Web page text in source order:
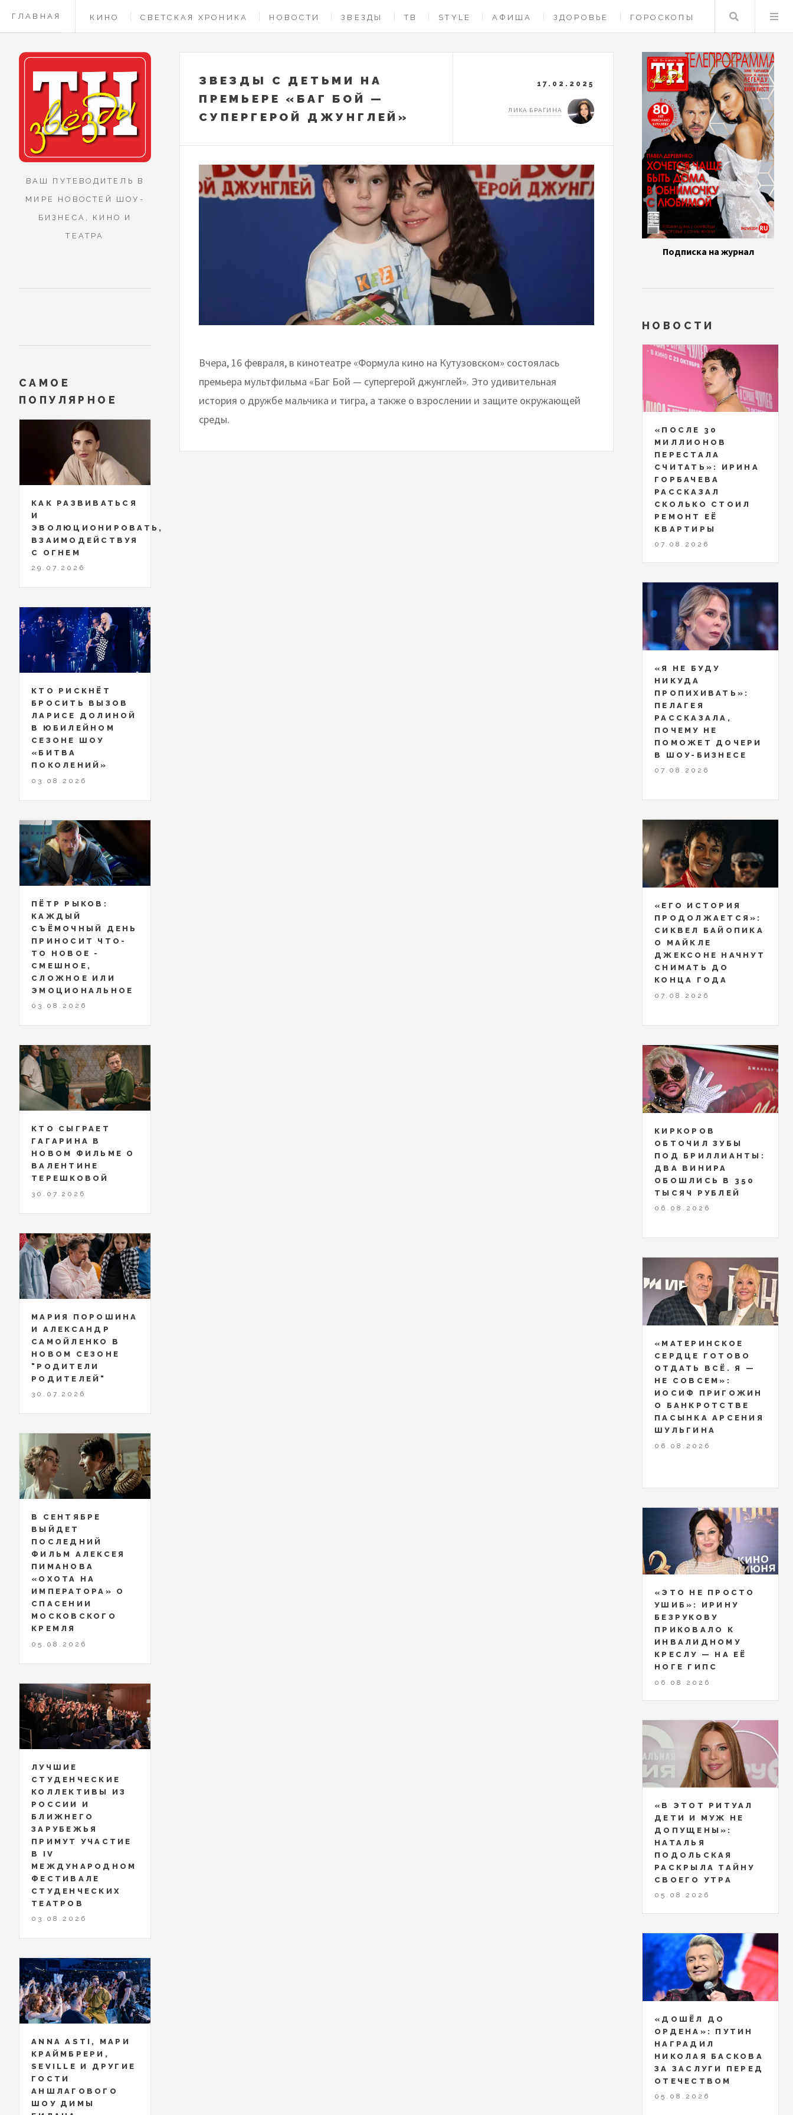
ГЛАВНАЯ КИНО СВЕТСКАЯ ХРОНИКА НОВОСТИ ЗВЕЗДЫ ТВ STYLE АФИША ЗДОРОВЬЕ ГОРОСКОПЫ
КОНТАКТЫ
Поиск
ЗВЕЗДЫ С ДЕТЬМИ НА
ПРЕМЬЕРЕ «БАГ БОЙ —
СУПЕРГЕРОЙ ДЖУНГЛЕЙ»
17.02.2025
ЛИКА БРАГИНА
Вчера, 16 февраля, в кинотеатре «Формула кино на Кутузовском» состоялась
премьера мультфильма «Баг Бой — супергерой джунглей». Это удивительная
история о дружбе мальчика и тигра, а также о взрослении и защите окружающей
среды.
ВАШ ПУТЕВОДИТЕЛЬ В
МИРЕ НОВОСТЕЙ ШОУ-
БИЗНЕСА, КИНО И
ТЕАТРА
САМОЕ
ПОПУЛЯРНОЕ
КАК РАЗВИВАТЬСЯ
И
ЭВОЛЮЦИОНИРОВАТЬ,
ВЗАИМОДЕЙСТВУЯ
С ОГНЕМ
29.07.2026
КТО РИСКНЁТ
БРОСИТЬ ВЫЗОВ
ЛАРИСЕ ДОЛИНОЙ
В ЮБИЛЕЙНОМ
СЕЗОНЕ ШОУ
«БИТВА
ПОКОЛЕНИЙ»
03.08.2026
ПЁТР РЫКОВ:
КАЖДЫЙ
СЪЁМОЧНЫЙ ДЕНЬ
ПРИНОСИТ ЧТО-
ТО НОВОЕ -
СМЕШНОЕ,
СЛОЖНОЕ ИЛИ
ЭМОЦИОНАЛЬНОЕ
03.08.2026
КТО СЫГРАЕТ
ГАГАРИНА В
НОВОМ ФИЛЬМЕ О
ВАЛЕНТИНЕ
ТЕРЕШКОВОЙ
30.07.2026
МАРИЯ ПОРОШИНА
И АЛЕКСАНДР
САМОЙЛЕНКО В
НОВОМ СЕЗОНЕ
"РОДИТЕЛИ
РОДИТЕЛЕЙ"
30.07.2026
В СЕНТЯБРЕ
ВЫЙДЕТ
ПОСЛЕДНИЙ
ФИЛЬМ АЛЕКСЕЯ
ПИМАНОВА
«ОХОТА НА
ИМПЕРАТОРА» О
СПАСЕНИИ
МОСКОВСКОГО
КРЕМЛЯ
05.08.2026
ЛУЧШИЕ
СТУДЕНЧЕСКИЕ
КОЛЛЕКТИВЫ ИЗ
РОССИИ И
БЛИЖНЕГО
ЗАРУБЕЖЬЯ
ПРИМУТ УЧАСТИЕ
В IV
МЕЖДУНАРОДНОМ
ФЕСТИВАЛЕ
СТУДЕНЧЕСКИХ
ТЕАТРОВ
03.08.2026
ANNA ASTI, МАРИ
КРАЙМБРЕРИ,
SEVILLE И ДРУГИЕ
ГОСТИ
АНШЛАГОВОГО
ШОУ ДИМЫ
Подписка на журнал
НОВОСТИ
«ПОСЛЕ 30
МИЛЛИОНОВ
ПЕРЕСТАЛА
СЧИТАТЬ»: ИРИНА
ГОРБАЧЕВА
РАССКАЗАЛ
СКОЛЬКО СТОИЛ
РЕМОНТ ЕЁ
КВАРТИРЫ
07.08.2026
«Я НЕ БУДУ
НИКУДА
ПРОПИХИВАТЬ»:
ПЕЛАГЕЯ
РАССКАЗАЛА,
ПОЧЕМУ НЕ
ПОМОЖЕТ ДОЧЕРИ
В ШОУ-БИЗНЕСЕ
07.08.2026
«ЕГО ИСТОРИЯ
ПРОДОЛЖАЕТСЯ»:
СИКВЕЛ БАЙОПИКА
О МАЙКЛЕ
ДЖЕКСОНЕ НАЧНУТ
СНИМАТЬ ДО
КОНЦА ГОДА
07.08.2026
КИРКОРОВ
ОБТОЧИЛ ЗУБЫ
ПОД БРИЛЛИАНТЫ:
ДВА ВИНИРА
ОБОШЛИСЬ В 350
ТЫСЯЧ РУБЛЕЙ
06.08.2026
«МАТЕРИНСКОЕ
СЕРДЦЕ ГОТОВО
ОТДАТЬ ВСЁ. Я —
НЕ СОВСЕМ»:
ИОСИФ ПРИГОЖИН
О БАНКРОТСТВЕ
ПАСЫНКА АРСЕНИЯ
ШУЛЬГИНА
06.08.2026
«ЭТО НЕ ПРОСТО
УШИБ»: ИРИНУ
БЕЗРУКОВУ
ПРИКОВАЛО К
ИНВАЛИДНОМУ
КРЕСЛУ — НА ЕЁ
НОГЕ ГИПС
06.08.2026
«В ЭТОТ РИТУАЛ
ДЕТИ И МУЖ НЕ
ДОПУЩЕНЫ»:
НАТАЛЬЯ
ПОДОЛЬСКАЯ
РАСКРЫЛА ТАЙНУ
СВОЕГО УТРА
05.08.2026
«ДОШЁЛ ДО
ОРДЕНА»: ПУТИН
НАГРАДИЛ
НИКОЛАЯ БАСКОВА
ЗА ЗАСЛУГИ ПЕРЕД
ОТЕЧЕСТВОМ
05.08.2026